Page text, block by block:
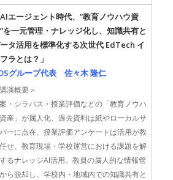
AIエージェント時代、”教育ノウハウ資
を一元管理・ナレッジ化し、知識共有と
タ活用を標準化する次世代 EdTech イ
ラとは？」
グループ代表 佐々木 隆仁
演概要＞
・シラバス・授業評価などの「教育ノウハ
産」が属人化、過去資料は紙やローカルサ
ーに点在、授業評価アンケートは活用が教
せ、教育現場・学校運営における課題を解
るナレッジAI活用。教員の属人的な情報管
ら脱却し、学校内・地域内での知識共有と